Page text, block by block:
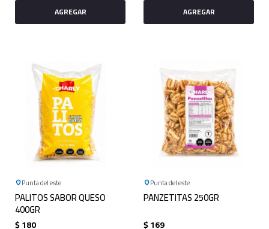
Punta del este
PALITOS SABOR QUESO
400GR
$180
Punta del este
PANZETITAS 250GR
$169